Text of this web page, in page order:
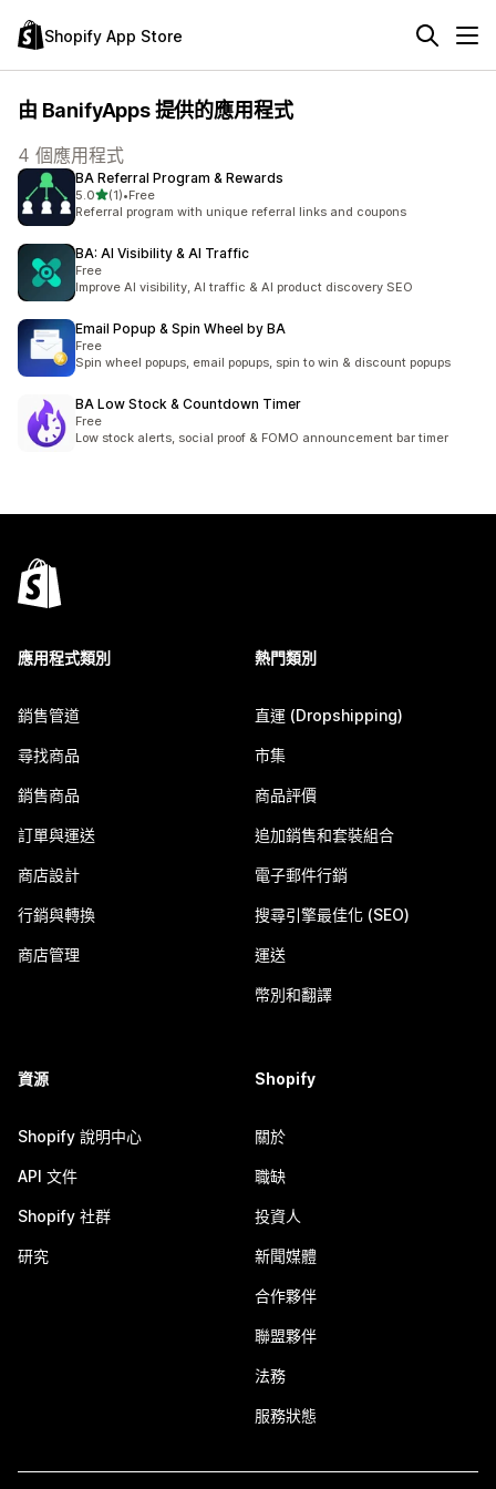
Shopify App Store
由 BanifyApps 提供的應用程式
4 個應用程式
BA Referral Program & Rewards
5.0滿分 5 顆星
(1)
共有 1 則評價
•Free
Referral program with unique referral links and coupons
BA: AI Visibility & AI Traffic
Free
Improve AI visibility, AI traffic & AI product discovery SEO
Email Popup & Spin Wheel by BA
Free
Spin wheel popups, email popups, spin to win & discount popups
BA Low Stock & Countdown Timer
Free
Low stock alerts, social proof & FOMO announcement bar timer
應用程式類別
銷售管道
尋找商品
銷售商品
訂單與運送
商店設計
行銷與轉換
商店管理
熱門類別
直運 (Dropshipping)
市集
商品評價
追加銷售和套裝組合
電子郵件行銷
搜尋引擎最佳化 (SEO)
運送
幣別和翻譯
資源
Shopify 說明中心
API 文件
Shopify 社群
研究
Shopify
關於
職缺
投資人
新聞媒體
合作夥伴
聯盟夥伴
法務
服務狀態